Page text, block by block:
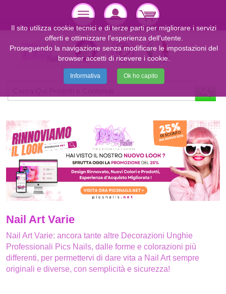
Nail Art Varie
Nail Art Varie: ancora tante altre Decorazioni Unghie
Professionali Pics Nails, dalle forme e colorazioni più
differenti, per permettervi di dare vita a Nail Art sempre
originali e diverse, con semplicità e sicurezza!
Il sito utilizza cookie tecnici e di terze parti per migliorare i servizi
offerti e ottimizzare l'esperienza dell'utente.
Proseguendo la navigazione senza modificare le impostazioni del
browser accetti di ricevere i cookie.
Informativa Ok ho capito